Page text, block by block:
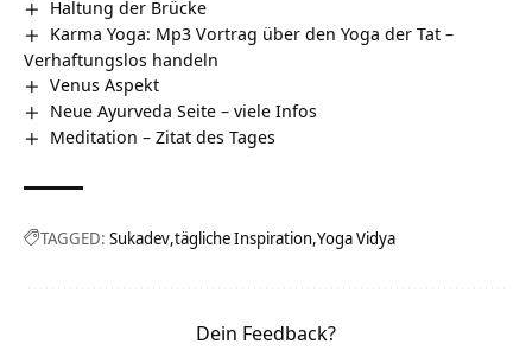
Haltung der Brücke
Karma Yoga: Mp3 Vortrag über den Yoga der Tat –
Verhaftungslos handeln
Venus Aspekt
Neue Ayurveda Seite – viele Infos
Meditation – Zitat des Tages
TAGGED: Sukadev tägliche Inspiration Yoga Vidya
Dein Feedback?